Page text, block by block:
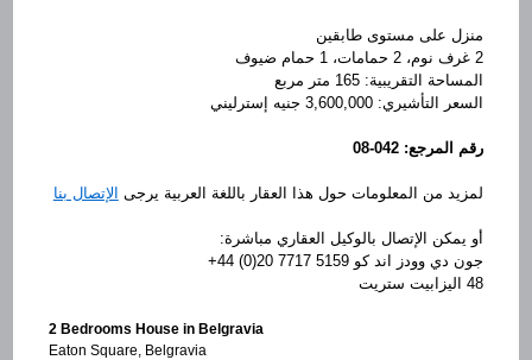
منزل على مستوى طابقين
2 غرف نوم، 2 حمامات، 1 حمام ضيوف
المساحة التقريبية: 165 متر مربع
السعر التأشيري: 3,600,000 جنيه إسترليني
رقم المرجع:08-042
لمزيد من المعلومات حول هذا العقار باللغة العربية يرجى الإتصال بنا
أو يمكن الإتصال بالوكيل العقاري مباشرة:
جون دي وودز اند كو+44 (0)20 7717 5159
48 اليزابيت ستريت
2 Bedrooms House in Belgravia
Eaton Square, Belgravia